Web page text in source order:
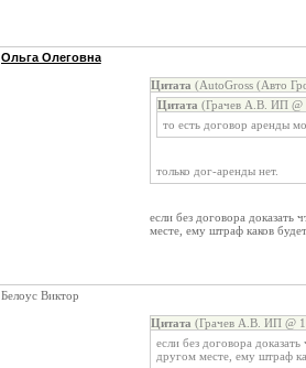
Ольга Олеговна
Цитата (AutoGross (Авто
Цитата (Грачев А.В. ИП @
то есть договор аренды
только дог-аренды нет.
если без договора доказать
месте, ему штраф каков
Белоус Виктор
Цитата (Грачев А.В. ИП @
если без договора
другом месте, ему штраф